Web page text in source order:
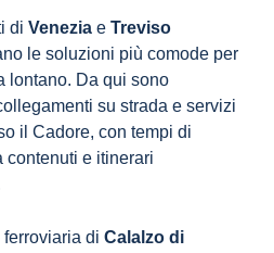
di Veneziae Treviso
le soluzioni più comode per
lontano. Da qui sono
su strada e servizi
il Cadore, con tempi di
contenuti e itinerari
ferroviaria di Calalzo di